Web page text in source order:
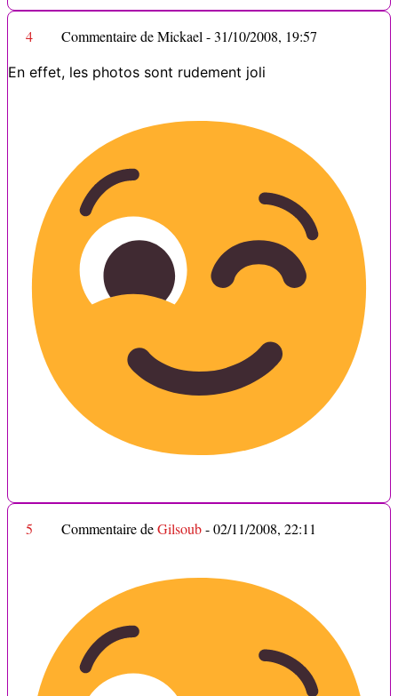
4 Commentaire de Mickael -31/10/2008, 19:57
En effet, les photos sont rudement joli
5 Commentaire deGilsoub-02/11/2008, 22:11